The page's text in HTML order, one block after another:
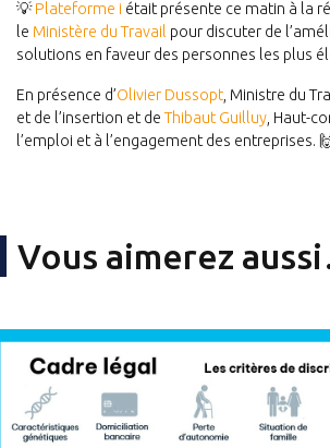
💡Plateforme i était présente ce matin à la
le Ministère du Travail pour discuter de
solutions en faveur des personnes les plus
En présence d’Olivier Dussopt , Ministre du
et de l’insertion et deThibaut Guilluy , Haut-
l’emploi et à l’engagement des entreprises.
Vous aimerez